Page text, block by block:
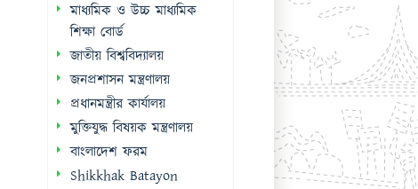
মাধ্যমিক ও উচ্চ মাধ্যমিক
শিক্ষা বোর্ড
জাতীয় বিশ্ববিদ্যালয়
জনপ্রশাসন মন্ত্রণালয়
প্রধানমন্ত্রীর কার্যালয়
মুক্তিযুদ্ধ বিষয়ক মন্ত্রণালয়
বাংলাদেশ ফরম
Shikkhak Batayon